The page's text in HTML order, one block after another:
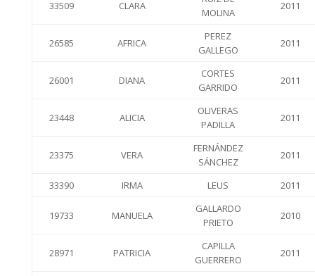
33509 CLARA
MOLINA
2011
26585 AFRICA
PEREZ
GALLEGO
2011
26001 DIANA
CORTES
GARRIDO
2011
23448 ALICIA
OLIVERAS
PADILLA
2011
23375 VERA
FERNÁNDEZ
SÁNCHEZ
2011
33390 IRMA LEUS 2011
19733 MANUELA
GALLARDO
PRIETO
2010
28971 PATRICIA
CAPILLA
GUERRERO
2011